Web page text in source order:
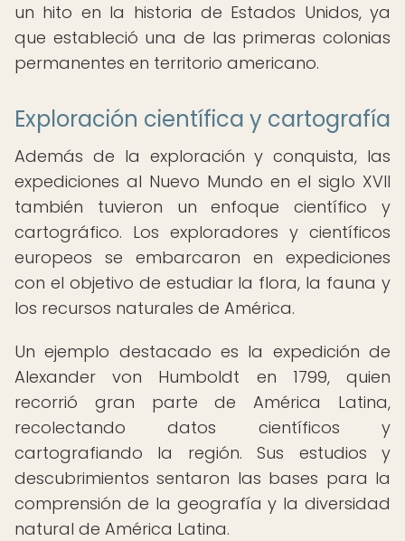
un hito en la historia de Estados Unidos, ya
que estableció una de las primeras colonias
permanentes en territorio americano.
Exploración científica y cartografía
Además de la exploración y conquista, las
expediciones al Nuevo Mundo en el siglo XVII
también tuvieron un enfoque científico y
cartográfico. Los exploradores y científicos
europeos se embarcaron en expediciones
con el objetivo de estudiar la flora, la fauna y
los recursos naturales de América.
Un ejemplo destacado es la expedición de
Alexander von Humboldt en 1799, quien
recorrió gran parte de América Latina,
recolectando datos científicos y
cartografiando la región. Sus estudios y
descubrimientos sentaron las bases para la
comprensión de la geografía y la diversidad
natural de América Latina.